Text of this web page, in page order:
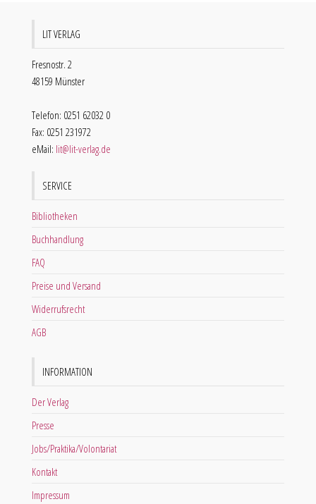
LIT VERLAG
Fresnostr. 2
48159 Münster
Telefon: 0251 62032 0
Fax: 0251 231972
eMail: lit@lit-verlag.de
SERVICE
Bibliotheken
Buchhandlung
FAQ
Preise und Versand
Widerrufsrecht
AGB
INFORMATION
Der Verlag
Presse
Jobs/Praktika/Volontariat
Kontakt
Impressum